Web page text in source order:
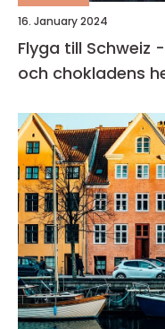
16. January 2024
Flyga till Schweiz
och chokladens